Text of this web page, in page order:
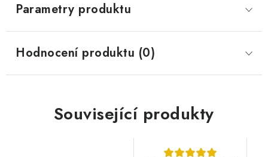
Parametry produktu
Hodnocení produktu (0)
Související produkty